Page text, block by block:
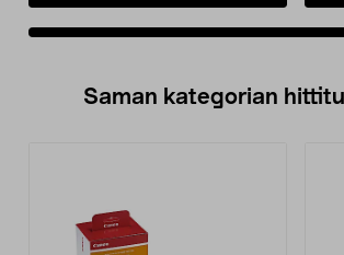
Saman kategorian